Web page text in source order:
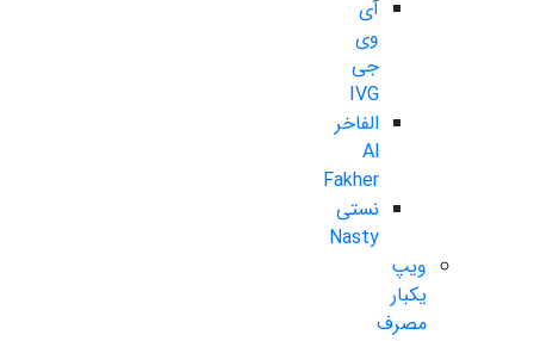
آی
وی
جی
IVG
الفاخر
Al
Fakher
نستی
Nasty
ویپ
یکبار
مصرف